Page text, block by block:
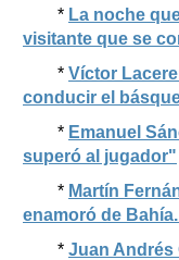
* La noche
visitante que se
* Víctor
conducir el
* Emanuel
superó al jugador"
* Martín
enamoró de
* Juan Andrés